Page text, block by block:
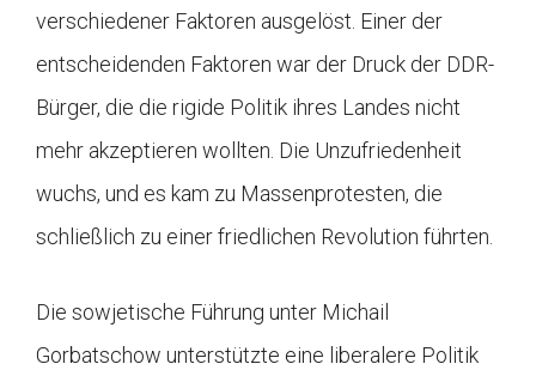
verschiedener Faktoren ausgelöst. Einer der
entscheidenden Faktoren war der Druck der DDR-
Bürger, die die rigide Politik ihres Landes nicht
mehr akzeptieren wollten. Die Unzufriedenheit
wuchs, und es kam zu Massenprotesten, die
schließlich zu einer friedlichen Revolution führten.
Die sowjetische Führung unter Michail
Gorbatschow unterstützte eine liberalere Politik